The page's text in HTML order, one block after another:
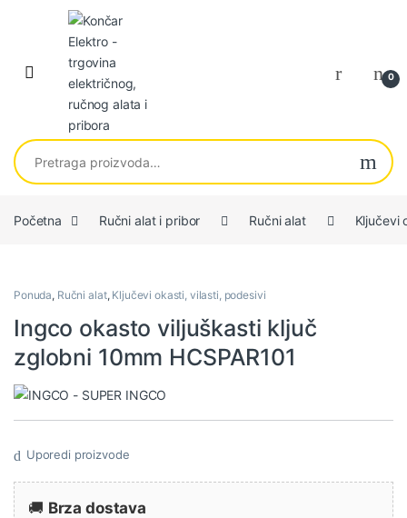
Skip to navigation
Skip to content
0
Pretraga za:
Početna Ručni alat i pribor Ručni alat Ključevi
Ponuda, Ručni alat, Ključevi okasti, vilasti, podesivi
Ingco okasto viljuškasti ključ
zglobni 10mm HCSPAR101
Uporedi proizvode
🚚 Brza dostava